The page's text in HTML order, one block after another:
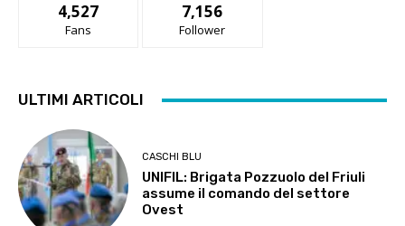
4,527
Fans
7,156
Follower
ULTIMI ARTICOLI
CASCHI BLU
UNIFIL: Brigata Pozzuolo del Friuli
assume il comando del settore
Ovest